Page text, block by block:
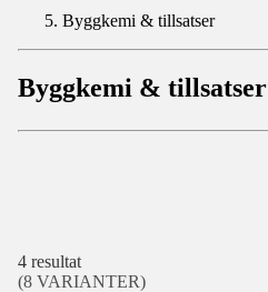
Byggkemi & tillsatser
Byggkemi & tillsatser
4 resultat
(8 VARIANTER)